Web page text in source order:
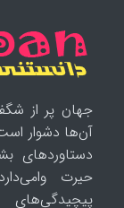
جهان پر از
آن‌ها دشوار
دستاوردهای
حیرت